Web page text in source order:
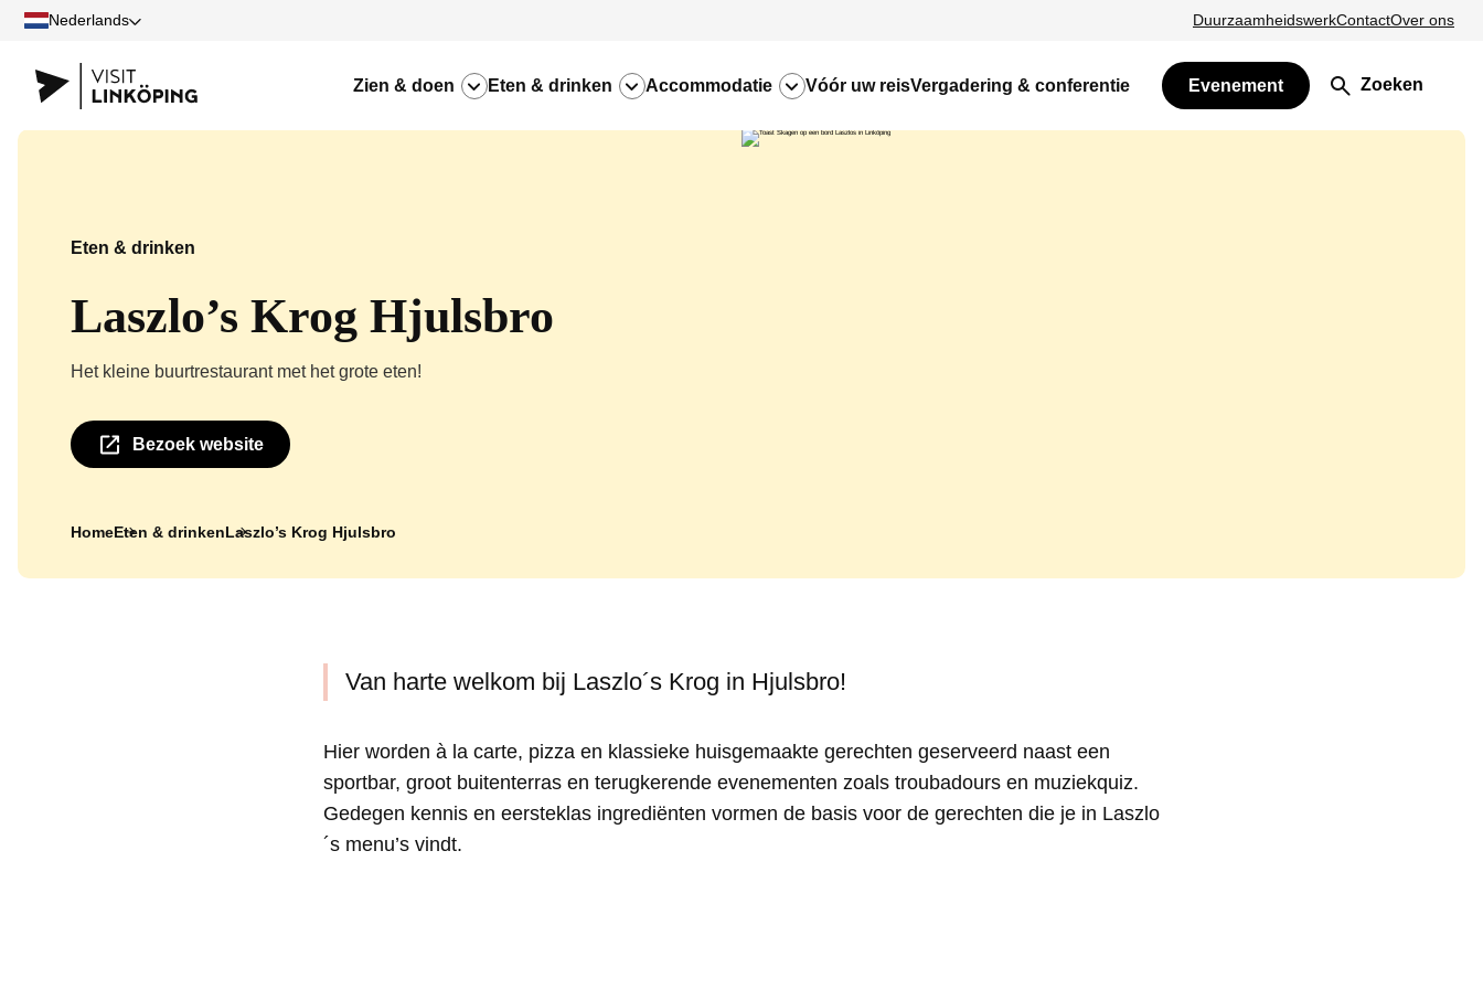
Nederlands DuurzaamheidswerkContactOver ons
Zien & doen Eten & drinken Accommodatie Vóór uw reisVergadering & conferentie Evenement Zoeken
Eten & drinken
Laszlo’s Krog Hjulsbro
Het kleine buurtrestaurant met het grote eten!
Bezoek website
HomeEten & drinkenLaszlo’s Krog Hjulsbro
Van harte welkom bij Laszlo´s Krog in Hjulsbro!
Hier worden à la carte, pizza en klassieke huisgemaakte gerechten geserveerd naast een
sportbar, groot buitenterras en terugkerende evenementen zoals troubadours en muziekquiz.
Gedegen kennis en eersteklas ingrediënten vormen de basis voor de gerechten die je in Laszlo
´s menu’s vindt.